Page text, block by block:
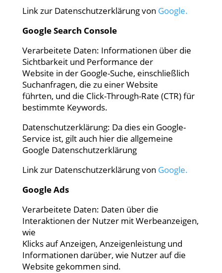
Link zur Datenschutzerklärung von Google.
Google Search Console
Verarbeitete Daten: Informationen über die
Sichtbarkeit und Performance der
Website in der Google-Suche, einschließlich
Suchanfragen, die zu einer Website
führten, und die Click-Through-Rate (CTR) für
bestimmte Keywords.
Datenschutzerklärung: Da dies ein Google-
Service ist, gilt auch hier die allgemeine
Google Datenschutzerklärung
Link zur Datenschutzerklärung von Google.
Google Ads
Verarbeitete Daten: Daten über die
Interaktionen der Nutzer mit Werbeanzeigen,
wie
Klicks auf Anzeigen, Anzeigenleistung und
Informationen darüber, wie Nutzer auf die
Website gekommen sind.